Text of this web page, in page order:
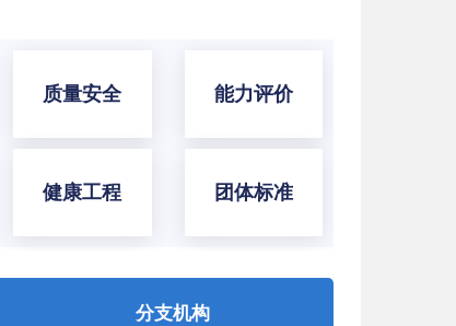
质量安全 能力评价
健康工程 团体标准
分支机构